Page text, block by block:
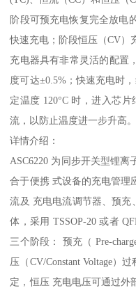
阶段可预充电恢复完全放电
快速充电；阶段恒压（CV）
充电器具有非常灵活的配置
度可达±0.5%；快速充电时
定温度 120°C 时，进入芯
流，以防止温度进一步升高。
详情介绍：
ASC6220 为同步开关型锂
合于便携 式设备的充电管理
流及 充电电流调节器、预
体，采用 TSSOP-20 或者
三个阶段： 预充（ Pre-
压（CV/Constant Voltage）
定，恒压 充电电压可通过外